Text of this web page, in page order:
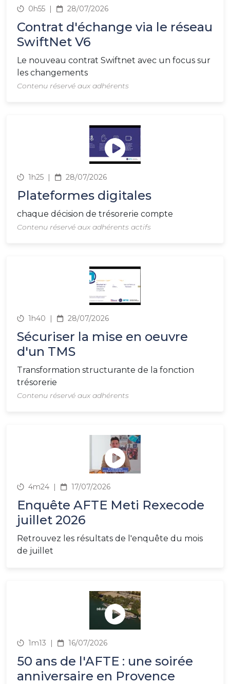
0h55 | 28/07/2026
Contrat d'échange via le réseau
SwiftNet V6
Le nouveau contrat Swiftnet avec un focus sur
les changements
Contenu réservé aux adhérents
1h25 | 28/07/2026
Plateformes digitales
chaque décision de trésorerie compte
Contenu réservé aux adhérents actifs
1h40 | 28/07/2026
Sécuriser la mise en oeuvre
d'un TMS
Transformation structurante de la fonction
trésorerie
Contenu réservé aux adhérents
4m24 | 17/07/2026
Enquête AFTE Meti Rexecode
juillet 2026
Retrouvez les résultats de l'enquête du mois
de juillet
1m13 | 16/07/2026
50 ans de l'AFTE : une soirée
anniversaire en Provence